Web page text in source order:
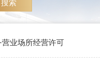
搜索
业场所经营许可